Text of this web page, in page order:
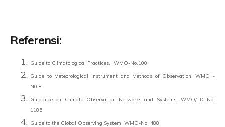
Referensi:
Guide to Climatological Practices, WMO-No.100
Guide to Meteorological Instrument and Methods of Observation, WMO -
N0.8
Guidance on Climate Observation Networks and Systems, WMO/TD No.
1185
Guide to the Global Observing System, WMO-No. 488